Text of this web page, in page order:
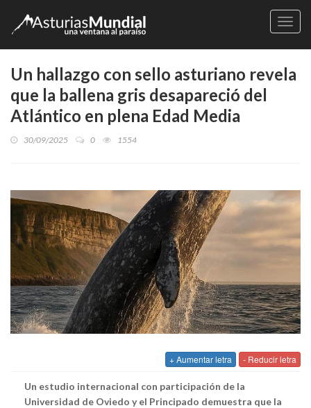
Un hallazgo con sello asturiano revela
que la ballena gris desapareció del
Atlántico en plena Edad Media
30/09/2025 0 1554
+ Aumentar letra - Reducir letra
Un estudio internacional con participación de la
Universidad de Oviedo y el Principado demuestra que la